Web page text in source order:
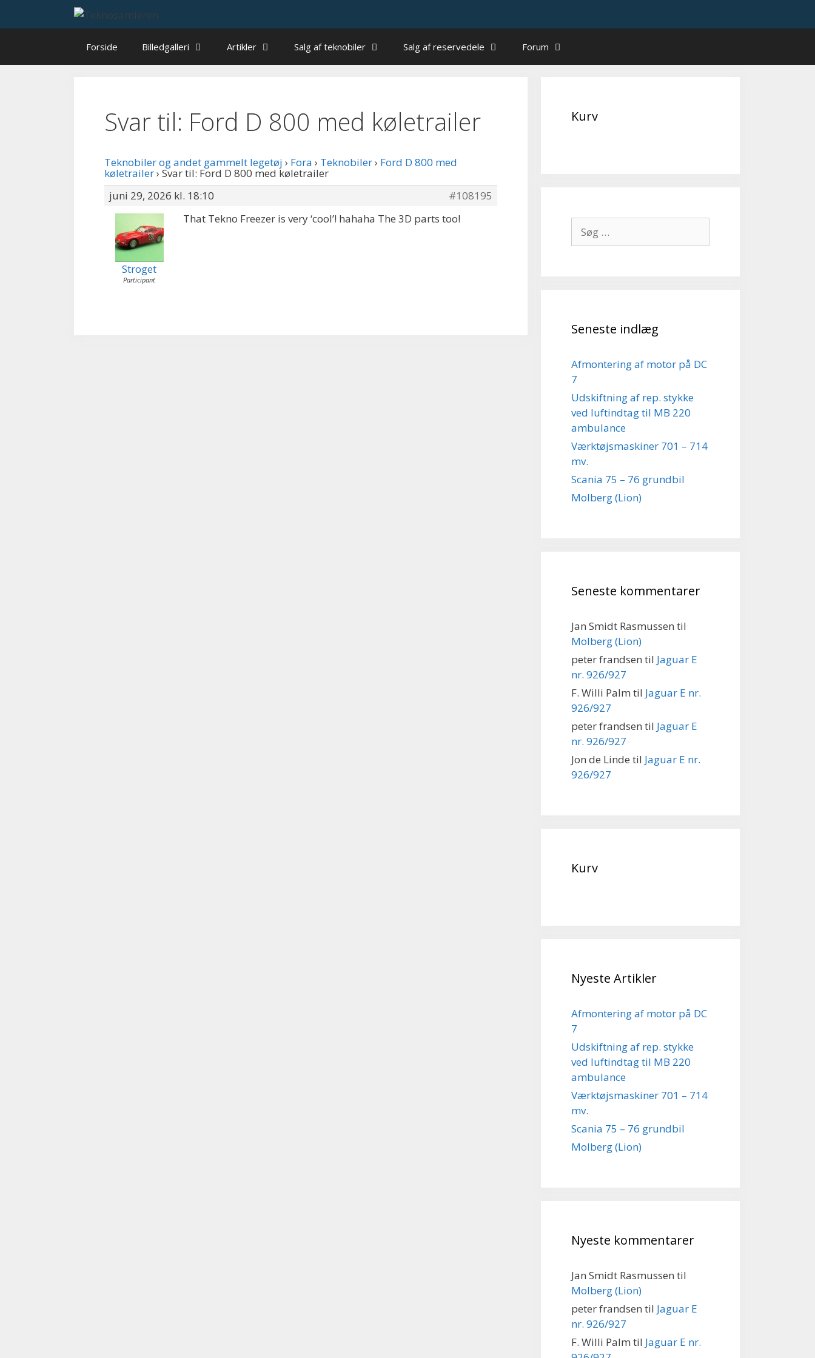
Forside Billedgalleri Artikler Salg af teknobiler Salg af reservedele Forum
Svar til: Ford D 800 med køletrailer
Teknobiler og andet gammelt legetøj › Fora › Teknobiler› Ford D 800 med
køletrailer› Svar til: Ford D 800 med køletrailer
juni 29, 2026 kl. 18:10
#108195
Stroget
Participant
That Tekno Freezer is very ‘cool’! hahaha The 3D parts too!
Kurv
efter:
Seneste indlæg
Afmontering af motor på DC
7
Udskiftning af rep. stykke
ved luftindtag til MB 220
ambulance
Værktøjsmaskiner 701 – 714
mv.
Scania 75 – 76 grundbil
Molberg (Lion)
Seneste kommentarer
Jan Smidt Rasmussen til
Molberg (Lion)
peter frandsen til Jaguar E
nr. 926/927
F. Willi Palm til Jaguar E nr.
926/927
peter frandsen til Jaguar E
nr. 926/927
Jon de Linde til Jaguar E nr.
926/927
Kurv
Nyeste Artikler
Afmontering af motor på DC
7
Udskiftning af rep. stykke
ved luftindtag til MB 220
ambulance
Værktøjsmaskiner 701 – 714
mv.
Scania 75 – 76 grundbil
Molberg (Lion)
Nyeste kommentarer
Jan Smidt Rasmussen til
Molberg (Lion)
peter frandsen til Jaguar E
nr. 926/927
F. Willi Palm til Jaguar E nr.